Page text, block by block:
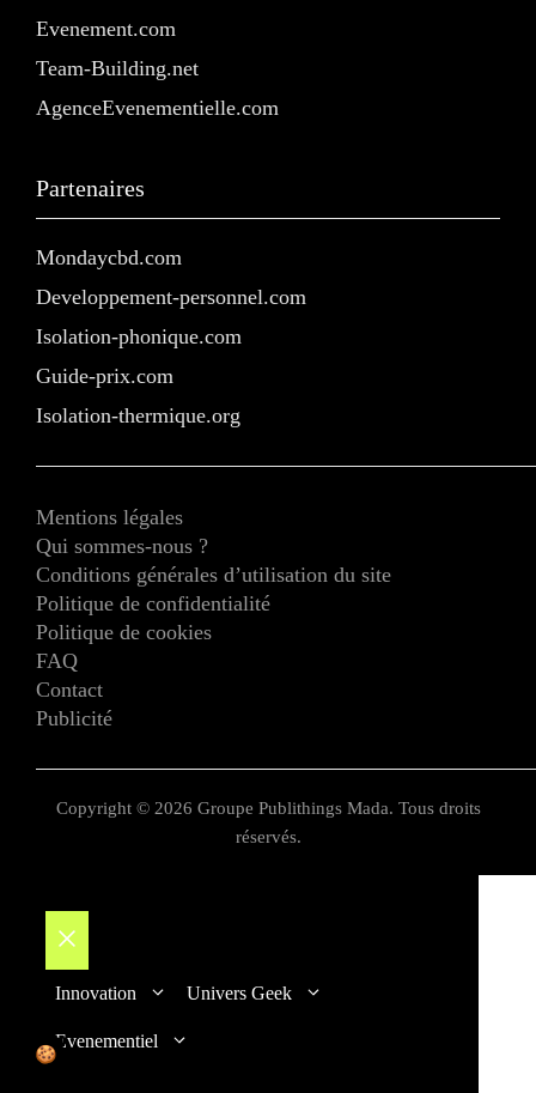
Evenement.com
Team-Building.net
AgenceEvenementielle.com
Partenaires
Mondaycbd.com
Developpement-personnel.com
Isolation-phonique.com
Guide-prix.com
Isolation-thermique.org
Mentions légales
Qui sommes-nous ?
Conditions générales d’utilisation du site
Politique de confidentialité
Politique de cookies
FAQ
Contact
Publicité
Copyright © 2026 Groupe Publithings Mada. Tous droits
réservés.
Fermer
Innovation Univers Geek
Evenementiel